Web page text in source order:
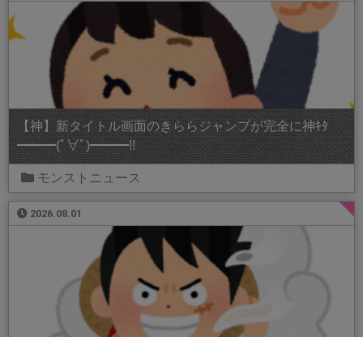
【神】新タイトル画面のきららジャンプが完全に神ｷﾀ
━━━(ﾟ∀ﾟ)━━━!!
モンストニュース
2026.08.01